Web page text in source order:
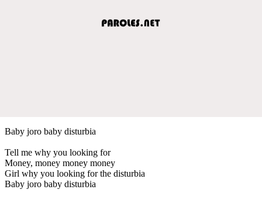
Baby joro baby disturbia
Tell me why you looking for
Money, money money money
Girl why you looking for the disturbia
Baby joro baby disturbia